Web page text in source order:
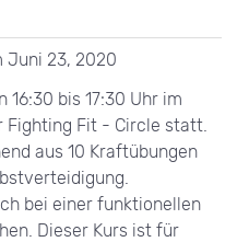
Juni 23, 2020
bis 17:30 Uhr im
Fighting Fit - Circle statt.
aus 10 Kraftübungen
bei einer funktionellen
Dieser Kurs ist für